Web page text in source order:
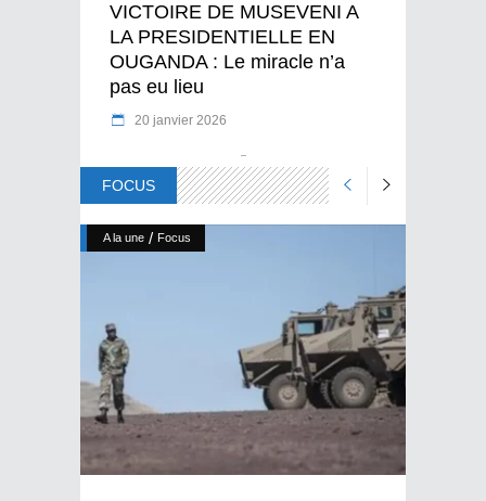
VICTOIRE DE MUSEVENI A
LA PRESIDENTIELLE EN
OUGANDA : Le miracle n’a
pas eu lieu
20 janvier 2026
FOCUS
A la une / Focus